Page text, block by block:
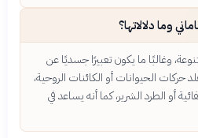
وما دلالاتها؟
وغالبًا ما يكون تعبيرًا جسديًا عن
حركات الحيوانات أو الكائنات الروحية،
أو الطرد الشرير، كما أنه يساعد في